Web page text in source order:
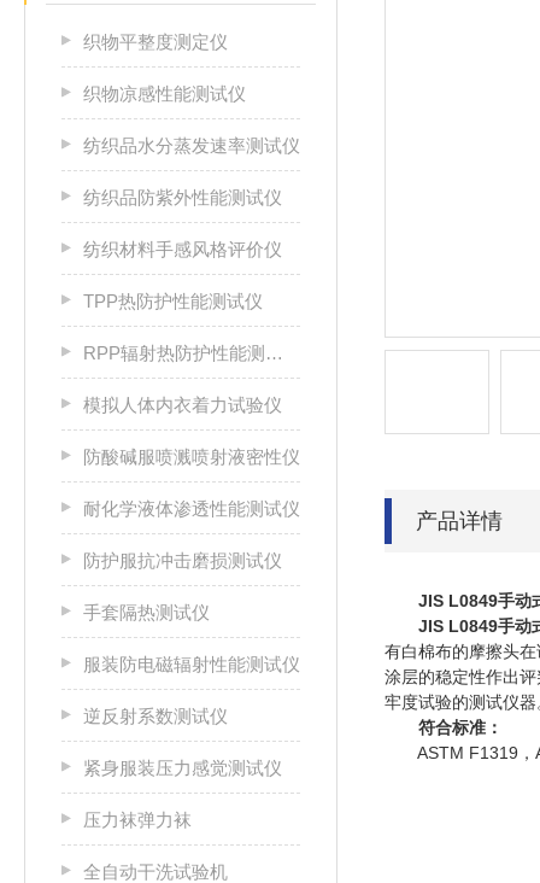
织物平整度测定仪
织物凉感性能测试仪
纺织品水分蒸发速率测试仪
纺织品防紫外性能测试仪
纺织材料手感风格评价仪
TPP热防护性能测试仪
RPP辐射热防护性能测试仪
模拟人体内衣着力试验仪
防酸碱服喷溅喷射液密性仪
耐化学液体渗透性能测试仪
防护服抗冲击磨损测试仪
手套隔热测试仪
服装防电磁辐射性能测试仪
逆反射系数测试仪
紧身服装压力感觉测试仪
压力袜弹力袜
全自动干洗试验机
产品详情
JIS L0849手动式
JIS L0849手动
有白棉布的摩擦头
涂层的稳定性作出
牢度试验的测试仪器
符合标准：
ASTM F1319，